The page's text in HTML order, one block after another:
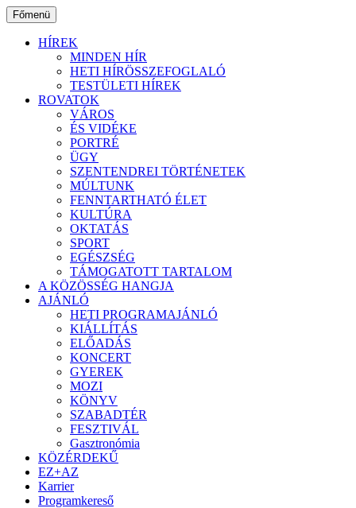
Ugrás
a
tartalomhoz
Főmenü
HÍREK
MINDEN HÍR
HETI HÍRÖSSZEFOGLALÓ
TESTÜLETI HÍREK
ROVATOK
VÁROS
ÉS VIDÉKE
PORTRÉ
ÜGY
SZENTENDREI TÖRTÉNETEK
MÚLTUNK
FENNTARTHATÓ ÉLET
KULTÚRA
OKTATÁS
SPORT
EGÉSZSÉG
TÁMOGATOTT TARTALOM
A KÖZÖSSÉG HANGJA
AJÁNLÓ
HETI PROGRAMAJÁNLÓ
KIÁLLÍTÁS
ELŐADÁS
KONCERT
GYEREK
MOZI
KÖNYV
SZABADTÉR
FESZTIVÁL
Gasztronómia
KÖZÉRDEKŰ
EZ+AZ
Karrier
Programkereső